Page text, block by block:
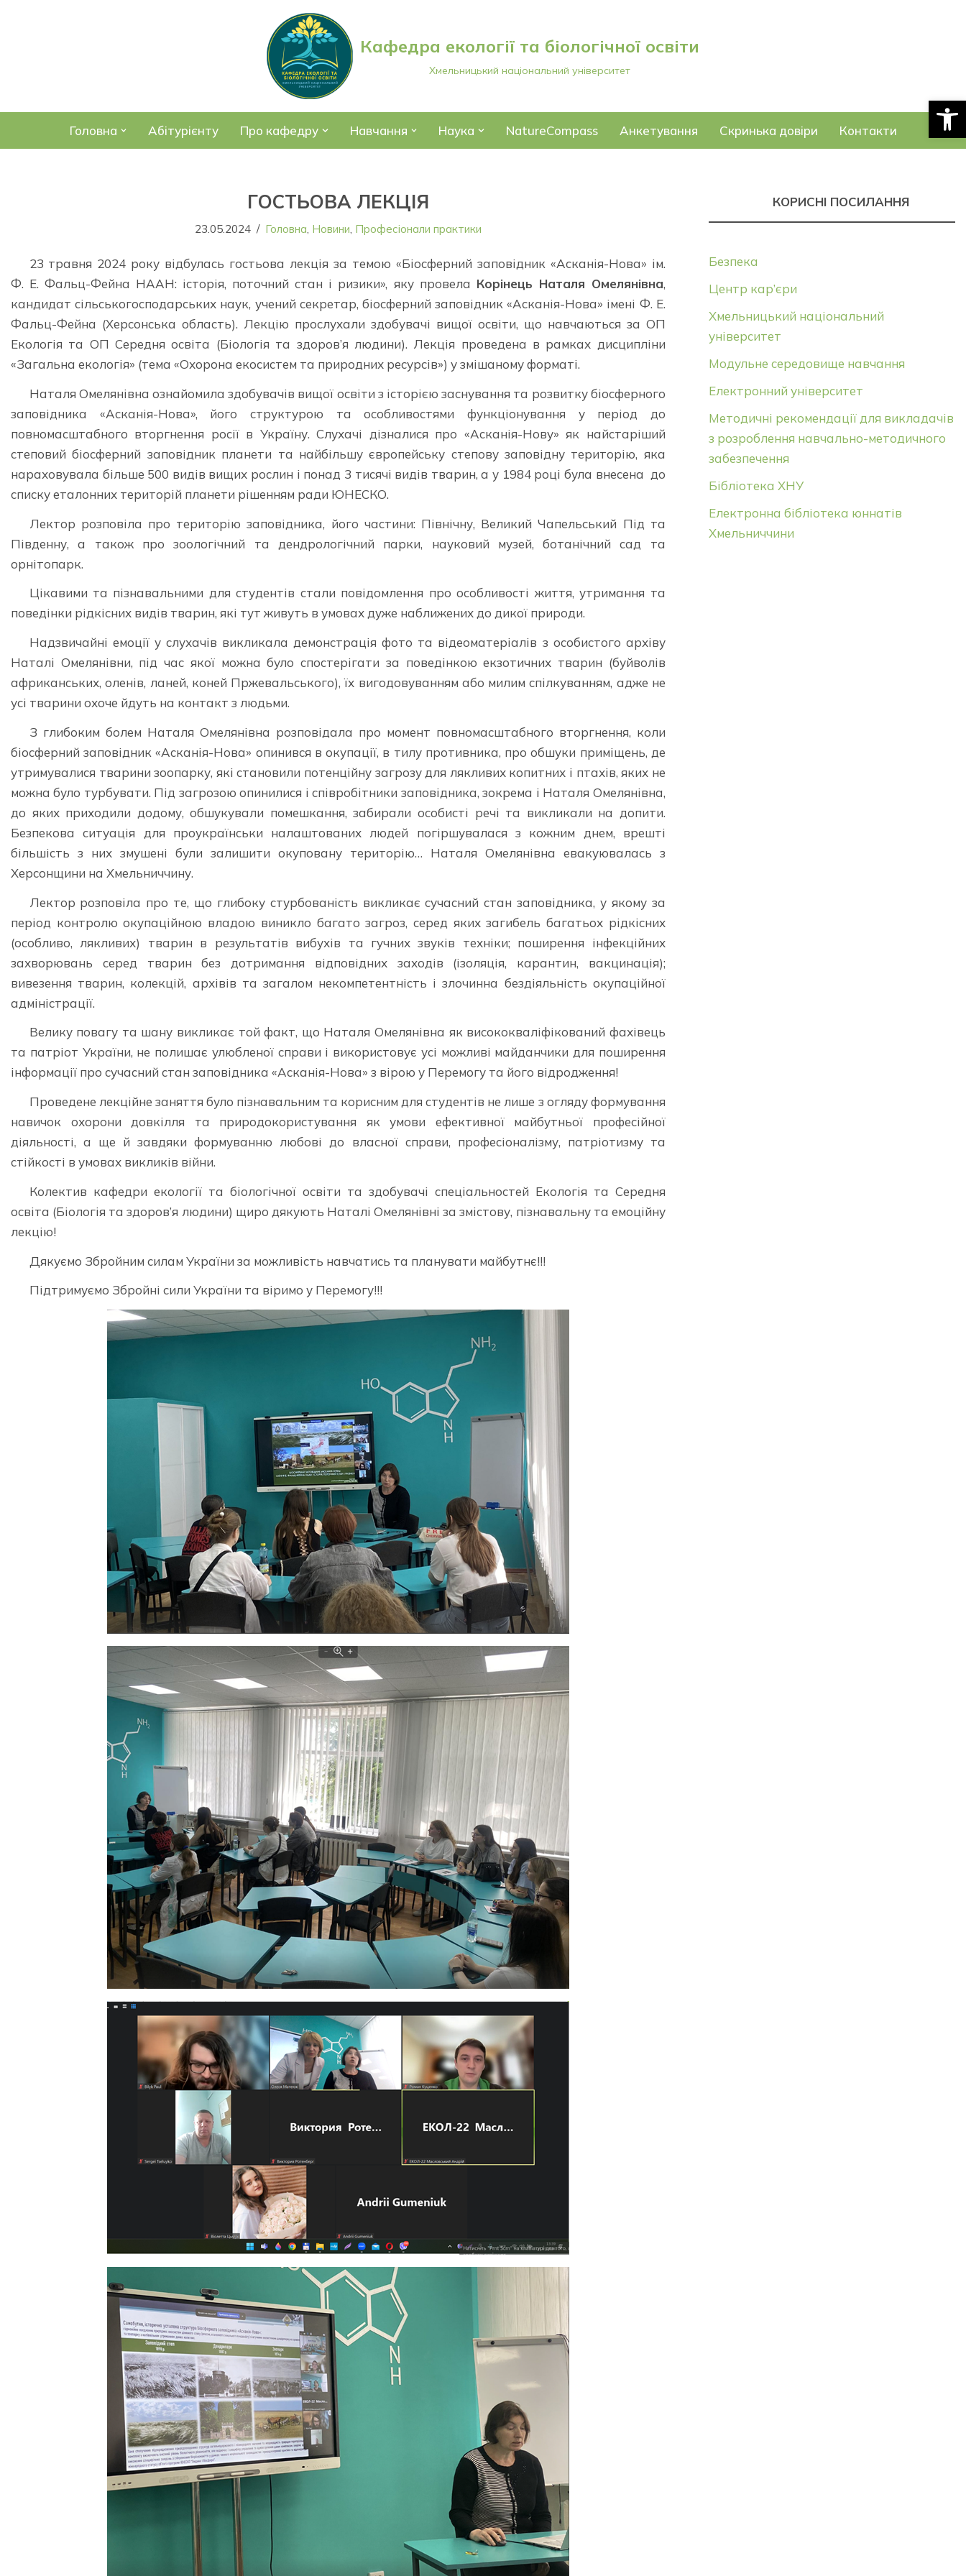
Кафедра екології та біологічної освіти
Хмельницький національний університет
Головна Абітурієнту Про кафедру Навчання Наука NatureCompass Анкетування Скринька довіри Контакти
ГОСТЬОВА ЛЕКЦІЯ
23.05.2024 Головна, Новини, Професіонали практики
23 травня 2024 року відбулась гостьова лекція за темою «Біосферний заповідник «Асканія-Нова» ім.
Ф. Е. Фальц-Фейна НААН: історія, поточний стан і ризики», яку провела Корінець Наталя Омелянівна,
кандидат сільськогосподарських наук, учений секретар, біосферний заповідник «Асканія-Нова» імені Ф. Е.
Фальц-Фейна (Херсонська область). Лекцію прослухали здобувачі вищої освіти, що навчаються за ОП
Екологія та ОП Середня освіта (Біологія та здоров’я людини). Лекція проведена в рамках дисципліни
«Загальна екологія» (тема «Охорона екосистем та природних ресурсів») у змішаному форматі.
Наталя Омелянівна ознайомила здобувачів вищої освіти з історією заснування та розвитку біосферного
заповідника «Асканія-Нова», його структурою та особливостями функціонування у період до
повномасштабного вторгнення росії в Україну. Слухачі дізналися про «Асканія-Нову» як найстаріший
степовий біосферний заповідник планети та найбільшу європейську степову заповідну територію, яка
нараховувала більше 500 видів вищих рослин і понад 3 тисячі видів тварин, а у 1984 році була внесена до
списку еталонних територій планети рішенням ради ЮНЕСКО.
Лектор розповіла про територію заповідника, його частини: Північну, Великий Чапельський Під та
Південну, а також про зоологічний та дендрологічний парки, науковий музей, ботанічний сад та
орнітопарк.
Цікавими та пізнавальними для студентів стали повідомлення про особливості життя, утримання та
поведінки рідкісних видів тварин, які тут живуть в умовах дуже наближених до дикої природи.
Надзвичайні емоції у слухачів викликала демонстрація фото та відеоматеріалів з особистого архіву
Наталі Омелянівни, під час якої можна було спостерігати за поведінкою екзотичних тварин (буйволів
африканських, оленів, ланей, коней Пржевальського), їх вигодовуванням або милим спілкуванням, адже не
усі тварини охоче йдуть на контакт з людьми.
З глибоким болем Наталя Омелянівна розповідала про момент повномасштабного вторгнення, коли
біосферний заповідник «Асканія-Нова» опинився в окупації, в тилу противника, про обшуки приміщень, де
утримувалися тварини зоопарку, які становили потенційну загрозу для лякливих копитних і птахів, яких не
можна було турбувати. Під загрозою опинилися і співробітники заповідника, зокрема і Наталя Омелянівна,
до яких приходили додому, обшукували помешкання, забирали особисті речі та викликали на допити.
Безпекова ситуація для проукраїнськи налаштованих людей погіршувалася з кожним днем, врешті
більшість з них змушені були залишити окуповану територію… Наталя Омелянівна евакуювалась з
Херсонщини на Хмельниччину.
Лектор розповіла про те, що глибоку стурбованість викликає сучасний стан заповідника, у якому за
період контролю окупаційною владою виникло багато загроз, серед яких загибель багатьох рідкісних
(особливо, лякливих) тварин в результатів вибухів та гучних звуків техніки; поширення інфекційних
захворювань серед тварин без дотримання відповідних заходів (ізоляція, карантин, вакцинація);
вивезення тварин, колекцій, архівів та загалом некомпетентність і злочинна бездіяльність окупаційної
адміністрації.
Велику повагу та шану викликає той факт, що Наталя Омелянівна як висококваліфікований фахівець
та патріот України, не полишає улюбленої справи і використовує усі можливі майданчики для поширення
інформації про сучасний стан заповідника «Асканія-Нова» з вірою у Перемогу та його відродження!
Проведене лекційне заняття було пізнавальним та корисним для студентів не лише з огляду формування
навичок охорони довкілля та природокористування як умови ефективної майбутньої професійної
діяльності, а ще й завдяки формуванню любові до власної справи, професіоналізму, патріотизму та
стійкості в умовах викликів війни.
Колектив кафедри екології та біологічної освіти та здобувачі спеціальностей Екологія та Середня
освіта (Біологія та здоров’я людини) щиро дякують Наталі Омелянівні за змістову, пізнавальну та емоційну
лекцію!
Дякуємо Збройним силам України за можливість навчатись та планувати майбутнє!!!
Підтримуємо Збройні сили України та віримо у Перемогу!!!
КОРИСНІ ПОСИЛАННЯ
Безпека
Центр кар’єри
Хмельницький національний
університет
Модульне середовище навчання
Електронний університет
Методичні рекомендації для викладачів
з розроблення навчально-методичного
забезпечення
Бібліотека ХНУ
Електронна бібліотека юннатів
Хмельниччини